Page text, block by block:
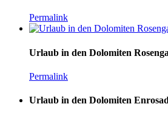
Permalink
Urlaub in den Dolomiten
Permalink
Urlaub in den Dolomiten